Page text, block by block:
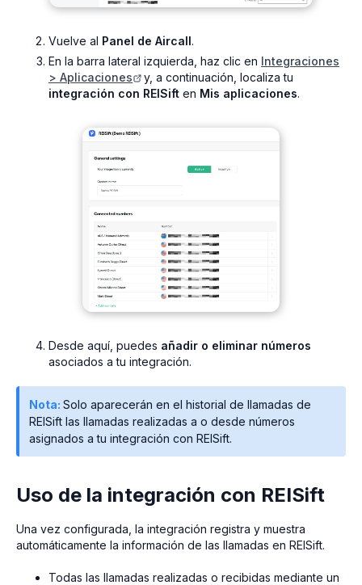
Vuelve al Panel de Aircall.
En la barra lateral izquierda, haz clic en Integraciones
> Aplicaciones
y, a continuación, localiza tu
integración con REISift en Mis aplicaciones.
Desde aquí, puedes añadir o eliminar números
asociados a tu integración.
Nota: Solo aparecerán en el historial de llamadas de
REISift las llamadas realizadas a o desde números
asignados a tu integración con REISift.
Uso de la integración con REISift
Una vez configurada, la integración registra y muestra
automáticamente la información de las llamadas en REISift.
Todas las llamadas realizadas o recibidas mediante un